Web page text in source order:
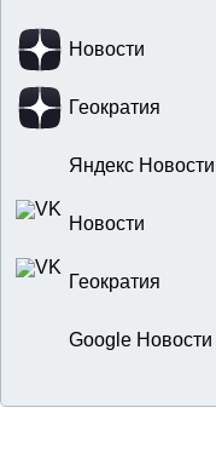
Новости
Геократия
Яндекс Новости
Новости
Геократия
Google Новости